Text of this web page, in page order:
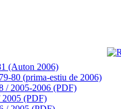
(Auton 2006)
80 (prima-estiu de 2006)
/ 2005-2006 (PDF)
2005 (PDF)